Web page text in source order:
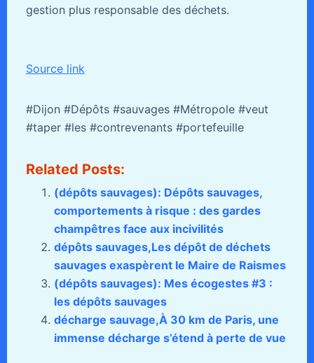
gestion plus responsable des déchets.
Source link
#Dijon #Dépôts #sauvages #Métropole #veut
#taper #les #contrevenants #portefeuille
Related Posts:
(dépôts sauvages): Dépôts sauvages,
comportements à risque : des gardes
champêtres face aux incivilités
dépôts sauvages,Les dépôt de déchets
sauvages exaspèrent le Maire de Raismes
(dépôts sauvages): Mes écogestes #3 :
les dépôts sauvages
décharge sauvage,À 30 km de Paris, une
immense décharge s’étend à perte de vue